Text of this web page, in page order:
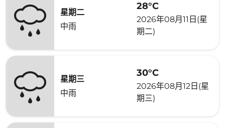
星期二
中雨
28°C
2026年08月11日(星
期二)
星期三
中雨
30°C
2026年08月12日(星
期三)